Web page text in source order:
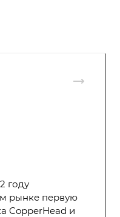
году
рынке первую
CopperHead и